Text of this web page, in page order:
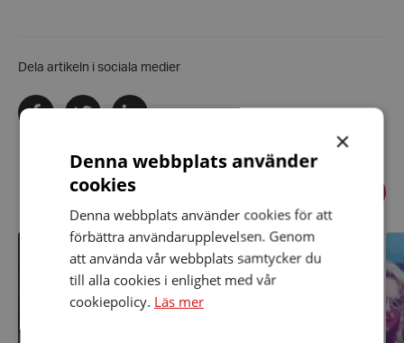
Dela artikeln i sociala medier
Dela
via
Dela
Dela
Relaterade nyheter
Välkommen
årsmötet!
Är
en
på
×
Denna webbplats använder
cookies
Denna webbplats använder cookies för att
förbättra användarupplevelsen. Genom
att använda vår webbplats samtycker du
till alla cookies i enlighet med vår
cookiepolicy. Läs mer